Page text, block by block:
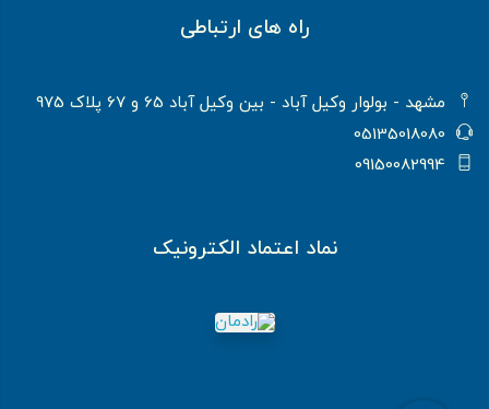
راه های ارتباطی
مشهد - بولوار وکیل آباد - بین وکیل آباد 65 و 67 پلاک 975
05135018080
09150082994
نماد اعتماد الکترونیک